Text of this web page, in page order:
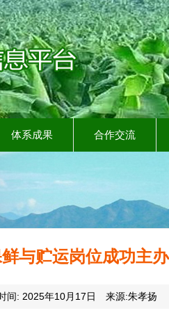
体系成果 合作交流
与贮运岗位成功主
间: 2025年10月17日 来源:朱孝扬